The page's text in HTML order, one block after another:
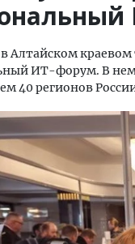
в Алтайском
ИТ-форум. В
40 регионов